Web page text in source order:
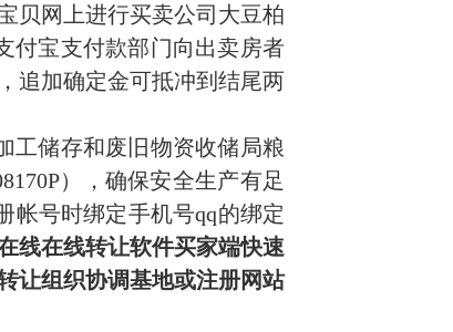
贝网上进行买卖公司大豆柏
付宝支付款部门向出卖房者
追加确定金可抵冲到结尾两
工储存和废旧物资收储局粮
），确保安全生产有足
帐号时绑定手机号qq的绑定
线在线转让软件买家端快速
让组织协调基地或注册网站